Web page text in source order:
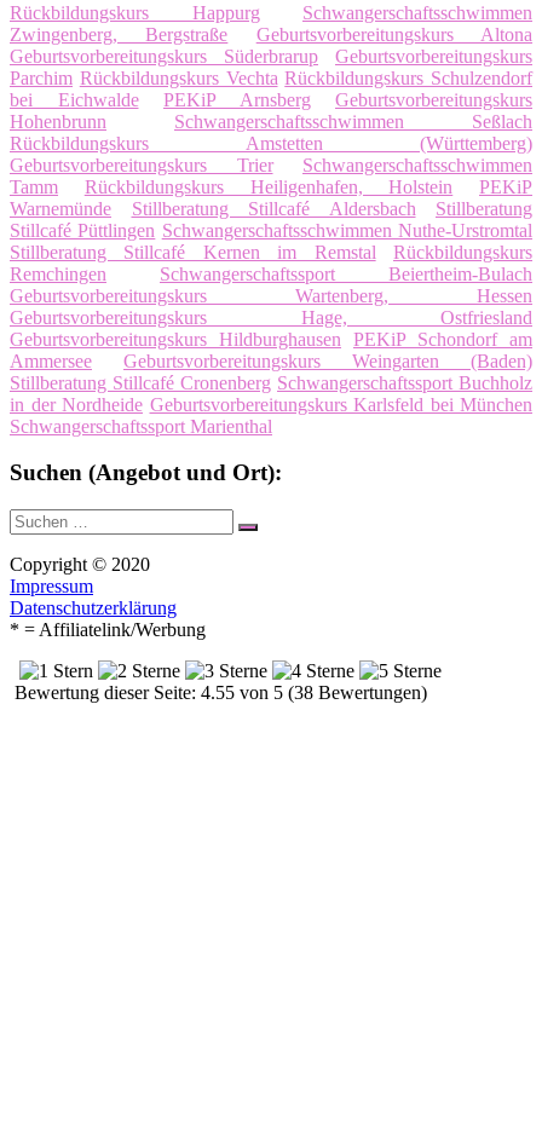
Rückbildungskurs Happurg
Schwangerschaftsschwimmen
Zwingenberg, Bergstraße
Geburtsvorbereitungskurs Altona
Geburtsvorbereitungskurs Süderbrarup
Geburtsvorbereitungskurs
Parchim Rückbildungskurs Vechta Rückbildungskurs Schulzendorf
bei Eichwalde
PEKiP Arnsberg
Geburtsvorbereitungskurs
Hohenbrunn
Schwangerschaftsschwimmen Seßlach
Rückbildungskurs Amstetten (Württemberg)
Geburtsvorbereitungskurs Trier
Schwangerschaftsschwimmen
Tamm
Rückbildungskurs Heiligenhafen, Holstein
PEKiP
Warnemünde
Stillberatung Stillcafé Aldersbach
Stillberatung
Stillcafé Püttlingen Schwangerschaftsschwimmen Nuthe-Urstromtal
Stillberatung Stillcafé Kernen im Remstal
Rückbildungskurs
Remchingen
Schwangerschaftssport Beiertheim-Bulach
Geburtsvorbereitungskurs Wartenberg, Hessen
Geburtsvorbereitungskurs Hage, Ostfriesland
Geburtsvorbereitungskurs Hildburghausen
PEKiP Schondorf am
Ammersee
Geburtsvorbereitungskurs Weingarten (Baden)
Stillberatung Stillcafé Cronenberg Schwangerschaftssport Buchholz
in der Nordheide Geburtsvorbereitungskurs Karlsfeld bei München
Schwangerschaftssport Marienthal
Suchen (Angebot und Ort):
Suche
nach:
Suchen
Copyright © 2020
Impressum
Datenschutzerklärung
* = Affiliatelink/Werbung
Bewertung dieser Seite: 4.55 von 5 (38 Bewertungen)